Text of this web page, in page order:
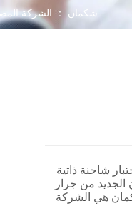
شكمان ： الشركة